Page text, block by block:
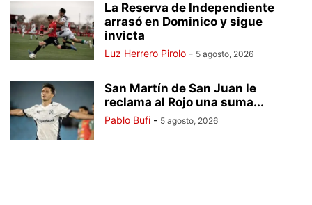
La Reserva de Independiente
arrasó en Dominico y sigue
invicta
Luz Herrero Pirolo - 5 agosto, 2026
San Martín de San Juan le
reclama al Rojo una suma...
Pablo Bufi - 5 agosto, 2026